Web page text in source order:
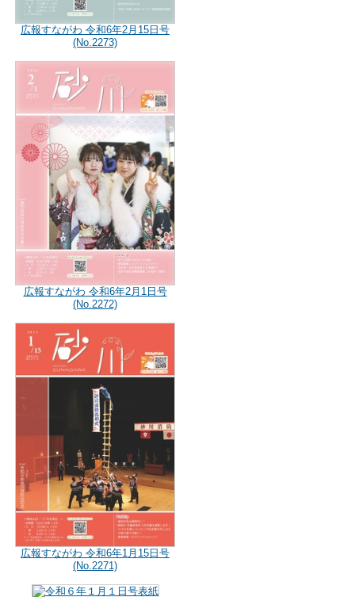
広報すながわ 令和6年2月15日号
(No.2273)
広報すながわ 令和6年2月1日号
(No.2272)
広報すながわ 令和6年1月15日号
(No.2271)